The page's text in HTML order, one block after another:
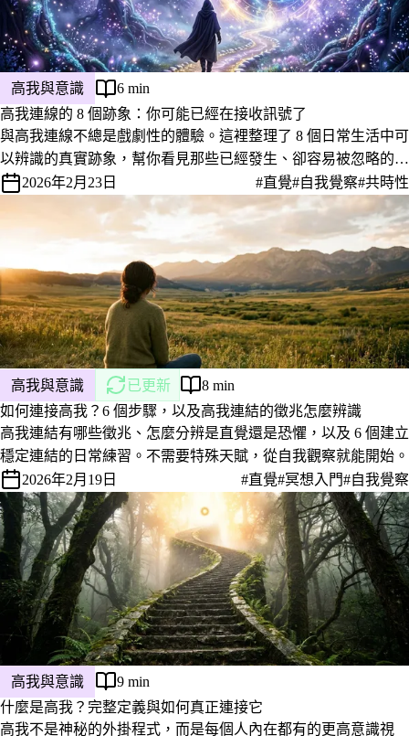
高我與意識
6 min
高我連線的 8 個跡象：你可能已經在接收訊號了
與高我連線不總是戲劇性的體驗。這裡整理了 8 個日常生活中可
以辨識的真實跡象，幫你看見那些已經發生、卻容易被忽略的連
線時刻。
2026年2月23日 #直覺#自我覺察#共時性
高我與意識 已更新
8 min
如何連接高我？6 個步驟，以及高我連結的徵兆怎麼辨識
高我連結有哪些徵兆、怎麼分辨是直覺還是恐懼，以及 6 個建立
穩定連結的日常練習。不需要特殊天賦，從自我觀察就能開始。
2026年2月19日
#直覺#冥想入門#自我覺察
高我與意識
9 min
什麼是高我？完整定義與如何真正連接它
高我不是神秘的外掛程式，而是每個人內在都有的更高意識視